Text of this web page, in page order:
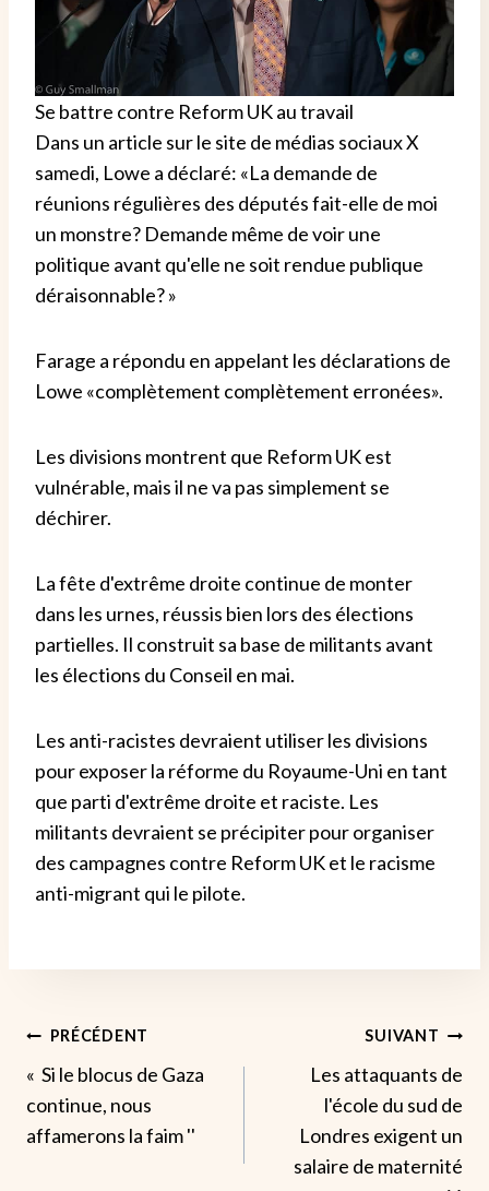
Se battre contre Reform UK au travail
Dans un article sur le site de médias sociaux X
samedi, Lowe a déclaré: «La demande de
réunions régulières des députés fait-elle de moi
un monstre? Demande même de voir une
politique avant qu'elle ne soit rendue publique
déraisonnable? »
Farage a répondu en appelant les déclarations de
Lowe «complètement complètement erronées».
Les divisions montrent que Reform UK est
vulnérable, mais il ne va pas simplement se
déchirer.
La fête d'extrême droite continue de monter
dans les urnes, réussis bien lors des élections
partielles. Il construit sa base de militants avant
les élections du Conseil en mai.
Les anti-racistes devraient utiliser les divisions
pour exposer la réforme du Royaume-Uni en tant
que parti d'extrême droite et raciste. Les
militants devraient se précipiter pour organiser
des campagnes contre Reform UK et le racisme
anti-migrant qui le pilote.
Navigation
De
L’article
PRÉCÉDENT
« Si le blocus de Gaza
continue, nous
affamerons la faim ''
SUIVANT
Les attaquants de
l'école du sud de
Londres exigent un
salaire de maternité